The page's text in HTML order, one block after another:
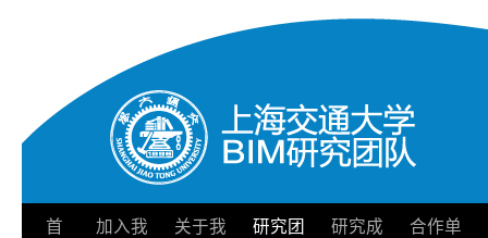
跳首
加入我
关于我
研究团
研究成
合作单